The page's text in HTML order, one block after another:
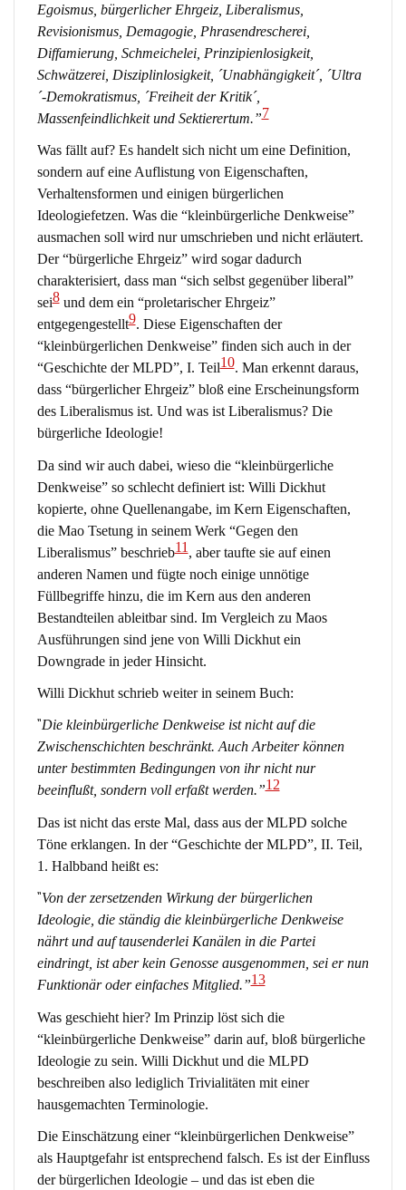
Egoismus, bürgerlicher Ehrgeiz, Liberalismus,
Revisionismus, Demagogie, Phrasendrescherei,
Diffamierung, Schmeichelei, Prinzipienlosigkeit,
Schwätzerei, Disziplinlosigkeit, ´Unabhängigkeit´, ´Ultra
´-Demokratismus, ´Freiheit der Kritik´,
Massenfeindlichkeit und Sektierertum.”7
Was fällt auf? Es handelt sich nicht um eine Definition,
sondern auf eine Auflistung von Eigenschaften,
Verhaltensformen und einigen bürgerlichen
Ideologiefetzen. Was die “kleinbürgerliche Denkweise”
ausmachen soll wird nur umschrieben und nicht erläutert.
Der “bürgerliche Ehrgeiz” wird sogar dadurch
charakterisiert, dass man “sich selbst gegenüber liberal”
sei8und dem ein “proletarischer Ehrgeiz”
entgegengestellt9. Diese Eigenschaften der
“kleinbürgerlichen Denkweise” finden sich auch in der
“Geschichte der MLPD”, I. Teil10. Man erkennt daraus,
dass “bürgerlicher Ehrgeiz” bloß eine Erscheinungsform
des Liberalismus ist. Und was ist Liberalismus? Die
bürgerliche Ideologie!
Da sind wir auch dabei, wieso die “kleinbürgerliche
Denkweise” so schlecht definiert ist: Willi Dickhut
kopierte, ohne Quellenangabe, im Kern Eigenschaften,
die Mao Tsetung in seinem Werk “Gegen den
Liberalismus” beschrieb11, aber taufte sie auf einen
anderen Namen und fügte noch einige unnötige
Füllbegriffe hinzu, die im Kern aus den anderen
Bestandteilen ableitbar sind. Im Vergleich zu Maos
Ausführungen sind jene von Willi Dickhut ein
Downgrade in jeder Hinsicht.
Willi Dickhut schrieb weiter in seinem Buch:
“Die kleinbürgerliche Denkweise ist nicht auf die
Zwischenschichten beschränkt. Auch Arbeiter können
unter bestimmten Bedingungen von ihr nicht nur
beeinflußt, sondern voll erfaßt werden.”12
Das ist nicht das erste Mal, dass aus der MLPD solche
Töne erklangen. In der “Geschichte der MLPD”, II. Teil,
1. Halbband heißt es:
“Von der zersetzenden Wirkung der bürgerlichen
Ideologie, die ständig die kleinbürgerliche Denkweise
nährt und auf tausenderlei Kanälen in die Partei
eindringt, ist aber kein Genosse ausgenommen, sei er nun
Funktionär oder einfaches Mitglied.”13
Was geschieht hier? Im Prinzip löst sich die
“kleinbürgerliche Denkweise” darin auf, bloß bürgerliche
Ideologie zu sein. Willi Dickhut und die MLPD
beschreiben also lediglich Trivialitäten mit einer
hausgemachten Terminologie.
Die Einschätzung einer “kleinbürgerlichen Denkweise”
als Hauptgefahr ist entsprechend falsch. Es ist der Einfluss
der bürgerlichen Ideologie – und das ist eben die